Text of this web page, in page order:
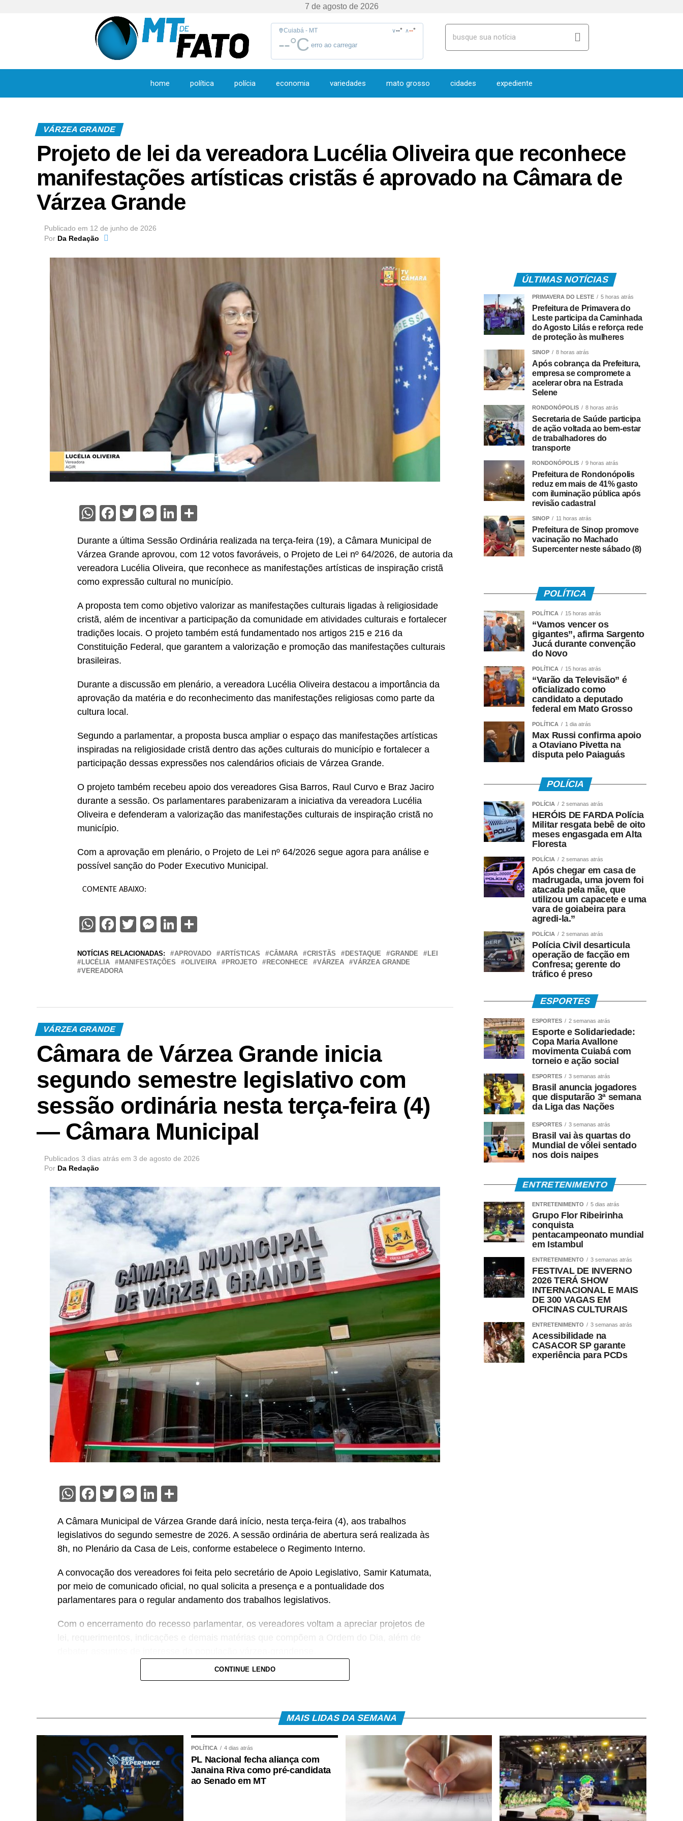
Cuiabá - MT ∨--° ∧--°
--°C erro ao carregar
home política polícia economia variedades mato grosso cidades expediente
7 de agosto de 2026
VÁRZEA GRANDE
Projeto de lei da vereadora Lucélia Oliveira que reconhece
manifestações artísticas cristãs é aprovado na Câmara de
Várzea Grande
Publicado em 12 de junho de 2026
Por Da Redação
WhatsApp
Facebook
Twitter
Messenger
LinkedIn
Durante a última Sessão Ordinária realizada na terça-feira (19), a Câmara Municipal de
Várzea Grande aprovou, com 12 votos favoráveis, o Projeto de Lei nº 64/2026, de autoria da
vereadora Lucélia Oliveira, que reconhece as manifestações artísticas de inspiração cristã
como expressão cultural no município.
A proposta tem como objetivo valorizar as manifestações culturais ligadas à religiosidade
cristã, além de incentivar a participação da comunidade em atividades culturais e fortalecer
tradições locais. O projeto também está fundamentado nos artigos 215 e 216 da
Constituição Federal, que garantem a valorização e promoção das manifestações culturais
brasileiras.
Durante a discussão em plenário, a vereadora Lucélia Oliveira destacou a importância da
aprovação da matéria e do reconhecimento das manifestações religiosas como parte da
cultura local.
Segundo a parlamentar, a proposta busca ampliar o espaço das manifestações artísticas
inspiradas na religiosidade cristã dentro das ações culturais do município e fortalecer a
participação dessas expressões nos calendários oficiais de Várzea Grande.
O projeto também recebeu apoio dos vereadores Gisa Barros, Raul Curvo e Braz Jaciro
durante a sessão. Os parlamentares parabenizaram a iniciativa da vereadora Lucélia
Oliveira e defenderam a valorização das manifestações culturais de inspiração cristã no
município.
Com a aprovação em plenário, o Projeto de Lei nº 64/2026 segue agora para análise e
possível sanção do Poder Executivo Municipal.
COMENTE ABAIXO:
WhatsApp
Facebook
Twitter
Messenger
LinkedIn
NOTÍCIAS RELACIONADAS: APROVADO ARTÍSTICAS CÂMARA CRISTÃS DESTAQUE GRANDE
LEI
LUCÉLIA
MANIFESTAÇÕES OLIVEIRA PROJETO RECONHECE VÁRZEA
VÁRZEA GRANDE
VEREADORA
VÁRZEA GRANDE
Câmara de Várzea Grande inicia
segundo semestre legislativo com
sessão ordinária nesta terça-feira (4)
— Câmara Municipal
Publicados 3 dias atrás em 3 de agosto de 2026
Por Da Redação
WhatsApp
Facebook
Twitter
Messenger
LinkedIn
A Câmara Municipal de Várzea Grande dará início, nesta terça-feira (4), aos trabalhos
legislativos do segundo semestre de 2026. A sessão ordinária de abertura será realizada às
8h, no Plenário da Casa de Leis, conforme estabelece o Regimento Interno.
A convocação dos vereadores foi feita pelo secretário de Apoio Legislativo, Samir Katumata,
por meio de comunicado oficial, no qual solicita a presença e a pontualidade dos
parlamentares para o regular andamento dos trabalhos legislativos.
Com o encerramento do recesso parlamentar, os vereadores voltam a apreciar projetos de
O retorno das atividades marca o início de um novo período de deliberações no Parlamento
Municipal, com a continuidade da apreciação de matérias e debates voltados ao
desenvolvimento de Várzea Grande.
COMENTE ABAIXO:
WhatsApp
Facebook
TwitterMessenger
LinkedIn
Share
CONTINUE LENDO
ÚLTIMAS NOTÍCIAS
PRIMAVERA DO LESTE 5 horas atrás
Prefeitura de Primavera do
Leste participa da Caminhada
do Agosto Lilás e reforça rede
de proteção às mulheres
SINOP 8 horas atrás
Após cobrança da Prefeitura,
empresa se compromete a
acelerar obra na Estrada
Selene
RONDONÓPOLIS 8 horas atrás
Secretaria de Saúde participa
de ação voltada ao bem-estar
de trabalhadores do
transporte
RONDONÓPOLIS 9 horas atrás
Prefeitura de Rondonópolis
reduz em mais de 41% gasto
com iluminação pública após
revisão cadastral
SINOP 11 horas atrás
Prefeitura de Sinop promove
vacinação no Machado
Supercenter neste sábado (8)
POLÍTICA
POLÍTICA 15 horas atrás
“Vamos vencer os
gigantes”, afirma Sargento
Jucá durante convenção
do Novo
POLÍTICA 15 horas atrás
“Varão da Televisão” é
oficializado como
candidato a deputado
federal em Mato Grosso
POLÍTICA 1 dia atrás
Max Russi confirma apoio
a Otaviano Pivetta na
disputa pelo Paiaguás
POLÍCIA
POLÍCIA 2 semanas atrás
HERÓIS DE FARDA Polícia
Militar resgata bebê de oito
meses engasgada em Alta
Floresta
POLÍCIA 2 semanas atrás
Após chegar em casa de
madrugada, uma jovem foi
atacada pela mãe, que
utilizou um capacete e uma
vara de goiabeira para
agredi-la.”
POLÍCIA 2 semanas atrás
Polícia Civil desarticula
operação de facção em
Confresa; gerente do
tráfico é preso
ESPORTES
ESPORTES 2 semanas atrás
Esporte e Solidariedade:
Copa Maria Avallone
movimenta Cuiabá com
torneio e ação social
ESPORTES 3 semanas atrás
Brasil anuncia jogadores
que disputarão 3ª semana
da Liga das Nações
ESPORTES 3 semanas atrás
Brasil vai às quartas do
Mundial de vôlei sentado
nos dois naipes
ENTRETENIMENTO
ENTRETENIMENTO 5 dias atrás
Grupo Flor Ribeirinha
conquista
pentacampeonato mundial
em Istambul
ENTRETENIMENTO 3 semanas atrás
FESTIVAL DE INVERNO
2026 TERÁ SHOW
INTERNACIONAL E MAIS
DE 300 VAGAS EM
OFICINAS CULTURAIS
ENTRETENIMENTO 3 semanas atrás
Acessibilidade na
CASACOR SP garante
experiência para PCDs
MAIS LIDAS DA SEMANA
POLÍTICA 4 dias atrás
PL Nacional fecha aliança com
Janaina Riva como pré-candidata
ao Senado em MT